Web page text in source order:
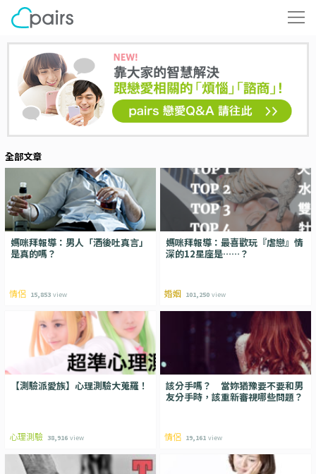
全部文章
媽咪拜報導：男人「酒後吐真言」
是真的嗎？
情侶 15,853 view
媽咪拜報導：最喜歡玩『虐戀』情
深的12星座是……？
婚姻 101,250 view
【測驗派愛族】心理測驗大蒐羅！
心理測驗 38,916 view
該分手嗎？ 當妳猶豫要不要和男
友分手時，該重新審視哪些問題？
情侶 19,161 view